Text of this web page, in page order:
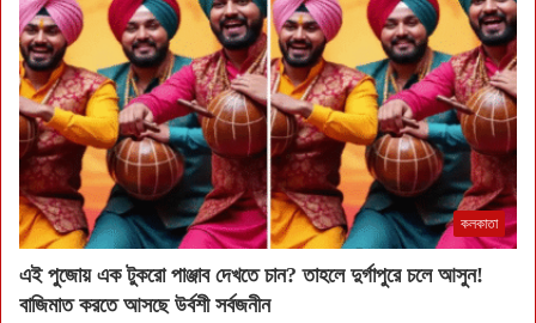
কলকাতা
এই পুজোয় এক টুকরো পাঞ্জাব দেখতে চান? তাহলে দুর্গাপুরে চলে আসুন!
বাজিমাত করতে আসছে উর্বশী সর্বজনীন